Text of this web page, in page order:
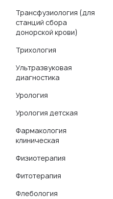
Трансфузиология (для
станций сбора
донорской крови)
Трихология
Ультразвуковая
диагностика
Урология
Урология детская
Фармакология
клиническая
Физиотерапия
Фитотерапия
Флебология